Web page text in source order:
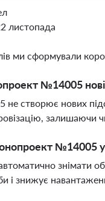
листопада
ми сформували
№14005
не створює нових
залишаючи
№14005
знімати
і знижує